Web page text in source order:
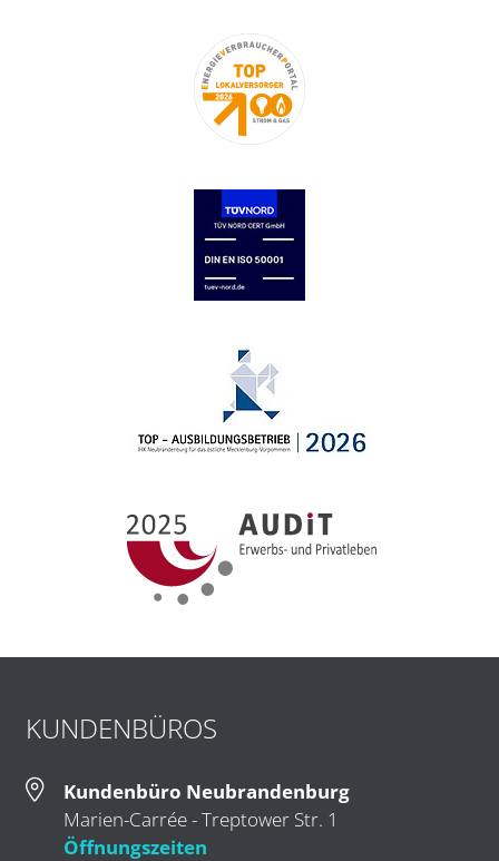
KUNDENBÜROS
Kundenbüro Neubrandenburg
Marien-Carrée - Treptower Str. 1
Öffnungszeiten